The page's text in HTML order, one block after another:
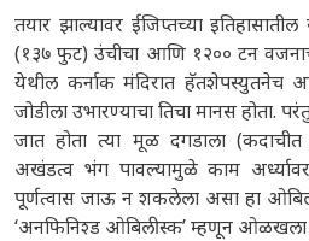
तयार झाल्यावर ईजिप्तच्या इतिहासातील
(१३७ फुट) उंचीचा आणि १२०० टन
येथील कर्नाक मंदिरात हॅतशेपस्युतनेच
जोडीला उभारण्याचा तिचा मानस होता.
जात होता त्या मूळ दगडाला
अखंडत्व भंग पावल्यामुळे काम
पूर्णत्वास जाऊ न शकलेला असा हा
‘अनफिनिश्ड ओबिलीस्क’ म्हणून ओळखला